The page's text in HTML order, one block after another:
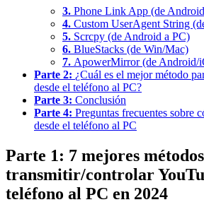
3. Phone Link App (de
4. Custom UserAgent String
5. Scrcpy (de Android a PC)
6. BlueStacks (de Win/Mac)
7. ApowerMirror (de Android/
Parte 2: ¿Cuál es el mejor método
desde el teléfono al PC?
Parte 3: Conclusión
Parte 4: Preguntas frecuentes sobre
desde el teléfono al PC
Parte 1: 7 mejores
transmitir/controlar
teléfono al PC en 2024